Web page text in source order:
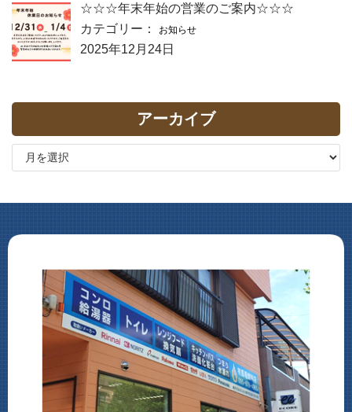
☆☆☆年末年始の営業のご案内☆☆☆
カテゴリー：
お知らせ
2025年12月24日
アーカイブ